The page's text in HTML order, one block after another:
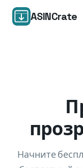
ASINCrate
Начните